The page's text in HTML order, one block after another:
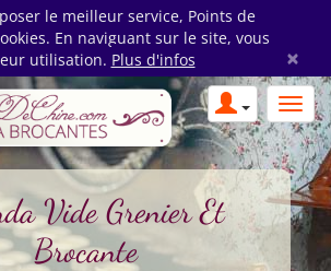
le meilleur service, Points de
En naviguant sur le site, vous
utilisation. Plus d'infos ×
Vide Grenier Et
Brocante